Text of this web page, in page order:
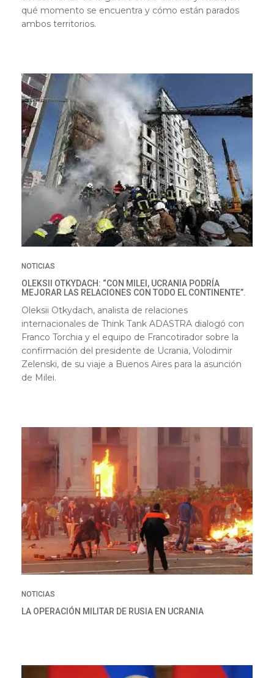
qué momento se encuentra y cómo están parados
ambos territorios.
NOTICIAS
OLEKSII OTKYDACH: “CON MILEI, UCRANIA PODRÍA
MEJORAR LAS RELACIONES CON TODO EL CONTINENTE”.
Oleksii Otkydach, analista de relaciones
internacionales de Think Tank ADASTRA dialogó con
Franco Torchia y el equipo de Francotirador sobre la
confirmación del presidente de Ucrania, Volodimir
Zelenski, de su viaje a Buenos Aires para la asunción
de Milei.
NOTICIAS
LA OPERACIÓN MILITAR DE RUSIA EN UCRANIA